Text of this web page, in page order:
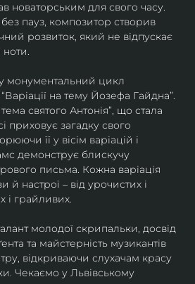
новаторським для свого часу.
пауз, композитор створив
розвиток, який не відпускає
ноти.
монументальний цикл
на тему Йозефа Гайдна”.
святого Антонія”, що стала
приховує загадку свого
її у вісім варіацій і
демонструє блискучу
письма. Кожна варіація
й настрої – від урочистих і
і грайливих.
молодої скрипальки, досвід
та майстерність музикантів
відкриваючи слухачам красу
Чекаємо у Львівському